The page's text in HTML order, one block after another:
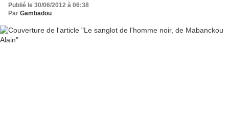
Publié le 30/06/2012 à 06:38
Par Gambadou